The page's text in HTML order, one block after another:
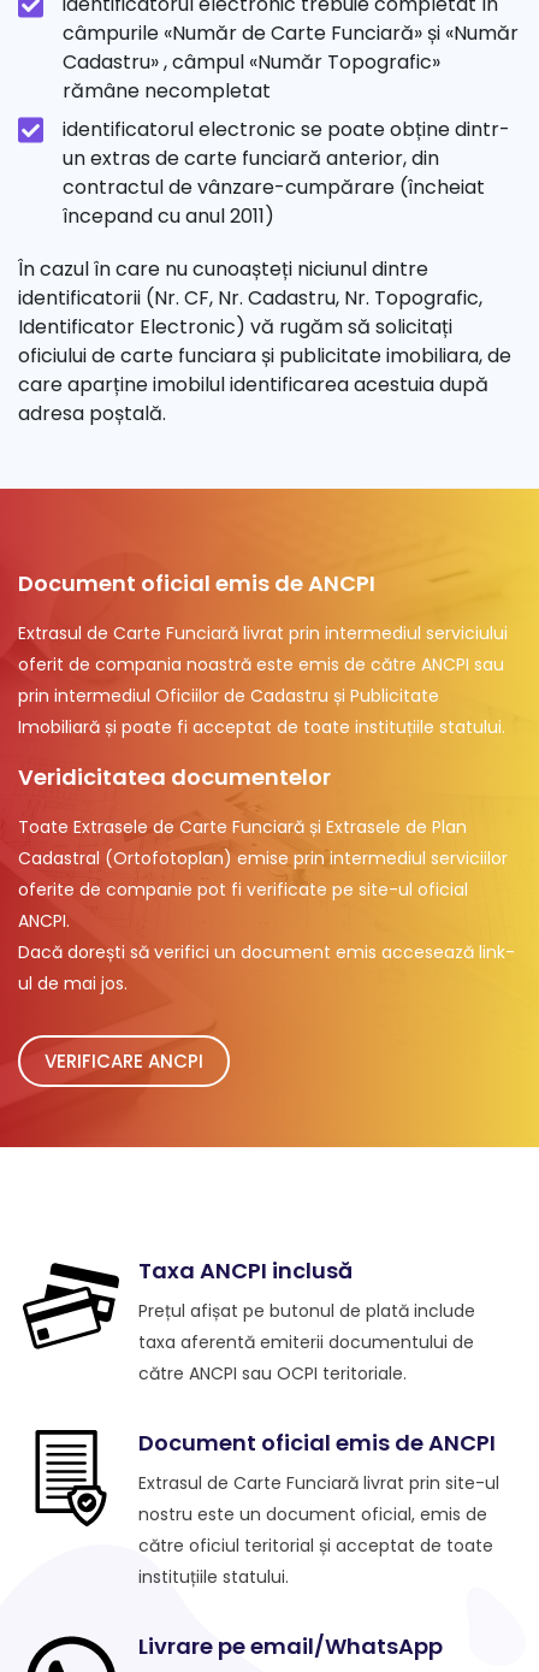
câmpurile «Număr de Carte Funciară» și «Număr
Cadastru» , câmpul «Număr Topografic»
rămâne necompletat
identificatorul electronic se poate obține dintr-
un extras de carte funciară anterior, din
contractul de vânzare-cumpărare (încheiat
începand cu anul 2011)
În cazul în care nu cunoașteți niciunul dintre
identificatorii (Nr. CF, Nr. Cadastru, Nr. Topografic,
Identificator Electronic) vă rugăm să solicitați
oficiului de carte funciara și publicitate imobiliara, de
care aparține imobilul identificarea acestuia după
adresa poștală.
Document oficial emis de ANCPI
Extrasul de Carte Funciară livrat prin intermediul serviciului
oferit de compania noastră este emis de către ANCPI sau
prin intermediul Oficiilor de Cadastru și Publicitate
Imobiliară și poate fi acceptat de toate instituțiile statului.
Veridicitatea documentelor
Toate Extrasele de Carte Funciară și Extrasele de Plan
Cadastral (Ortofotoplan) emise prin intermediul serviciilor
oferite de companie pot fi verificate pe site-ul oficial
ANCPI.
Dacă dorești să verifici un document emis accesează link-
ul de mai jos.
VERIFICARE ANCPI
Taxa ANCPI inclusă
Prețul afișat pe butonul de plată include
taxa aferentă emiterii documentului de
către ANCPI sau OCPI teritoriale.
Document oficial emis de ANCPI
Extrasul de Carte Funciară livrat prin site-ul
nostru este un document oficial, emis de
către oficiul teritorial și acceptat de toate
instituțiile statului.
Livrare pe email/WhatsApp